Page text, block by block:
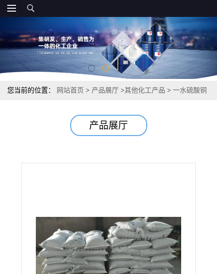
您当前的位置： 网站首页 > 产品展厅 >其他化工产品 > 一水硫酸铜
产品展厅